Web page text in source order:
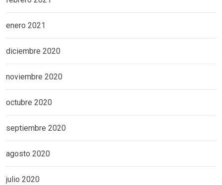
enero 2021
diciembre 2020
noviembre 2020
octubre 2020
septiembre 2020
agosto 2020
julio 2020